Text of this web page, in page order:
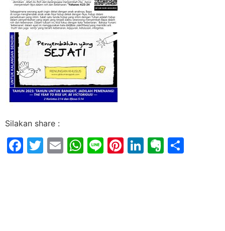
Silakan share :
Facebook
Twitter
EmailWhatsApp
LinePinterest
LinkedIn